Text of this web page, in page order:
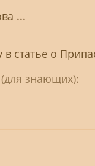
...
статье о
знающих):